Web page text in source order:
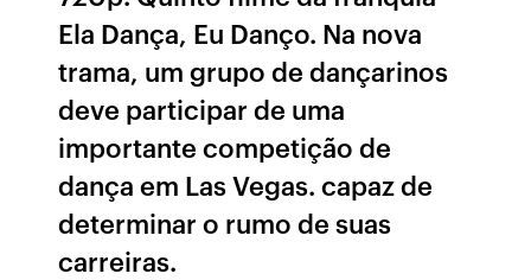
Ela Dança, Eu Danço. Na nova
trama, um grupo de dançarinos
deve participar de uma
importante competição de
dança em Las Vegas. capaz de
determinar o rumo de suas
carreiras.